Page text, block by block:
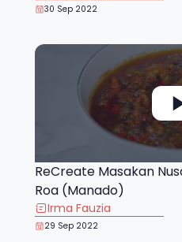
30 Sep 2022
ReCreate Masakan
Roa (Manado)
Irma Fauzia
29 Sep 2022